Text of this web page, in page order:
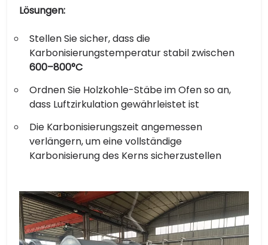
Lösungen:
Stellen Sie sicher, dass die
Karbonisierungstemperatur stabil zwischen
600–800°C
Ordnen Sie Holzkohle-Stäbe im Ofen so an,
dass Luftzirkulation gewährleistet ist
Die Karbonisierungszeit angemessen
verlängern, um eine vollständige
Karbonisierung des Kerns sicherzustellen